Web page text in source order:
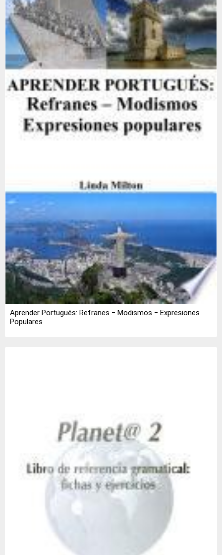
Aprender Portugués: Refranes ‒ Modismos ‒ Expresiones
Populares